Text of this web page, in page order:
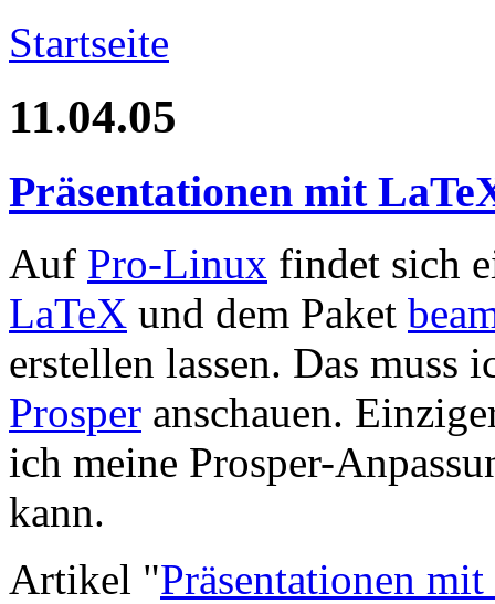
Startseite
11.04.05
Präsentationen mit
Auf Pro-Linux findet sich
LaTeX und dem Paket
erstellen lassen. Das
Prosper anschauen.
ich meine Prosper-
kann.
Artikel "Präsentationen